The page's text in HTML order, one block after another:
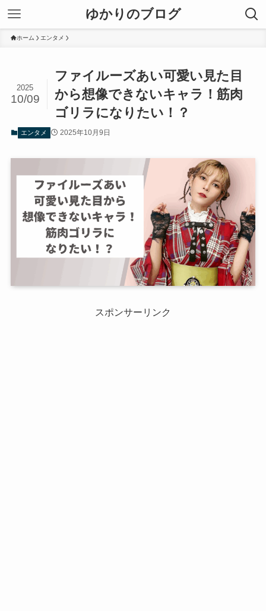
ゆかりのブログ
ホーム エンタメ
ファイルーズあい可愛い見た目
から想像できないキャラ！筋肉
ゴリラになりたい！？
2025
10/09
エンタメ 2025年10月9日
スポンサーリンク